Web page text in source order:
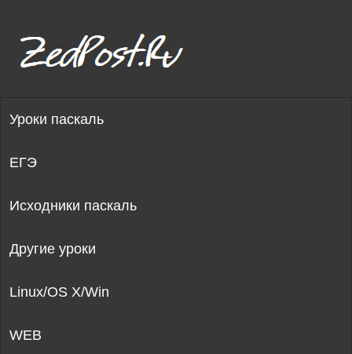
Уроки паскаль
ЕГЭ
Исходники паскаль
Другие уроки
Linux/OS X/Win
WEB